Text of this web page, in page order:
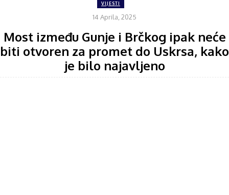
VIJESTI
14 Aprila, 2025
Most između Gunje i Brčkog ipak neće
biti otvoren za promet do Uskrsa, kako
je bilo najavljeno